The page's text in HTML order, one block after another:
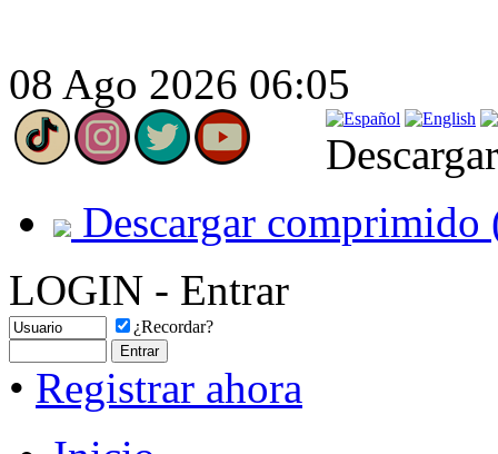
08 Ago 2026 06:05
Descargar comprimido
LOGIN - Entrar
¿Recordar?
• Registrar ahora